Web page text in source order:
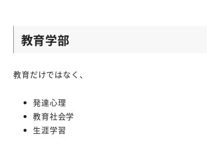
教育学部
教育だけではなく、
発達心理
教育社会学
生涯学習